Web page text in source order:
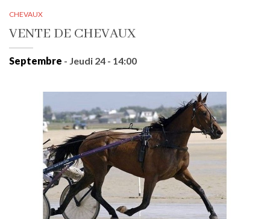
CHEVAUX
VENTE DE CHEVAUX
Septembre - Jeudi 24 - 14:00